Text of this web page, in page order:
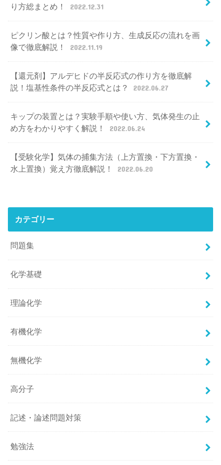
り方総まとめ！
2022.12.31
ピクリン酸とは？性質や作り方、生成反応の流れを画
像で徹底解説！
2022.11.19
【還元剤】アルデヒドの半反応式の作り方を徹底解
説！塩基性条件の半反応式とは？
2022.06.27
キップの装置とは？実験手順や使い方、気体発生の止
め方をわかりやすく解説！
2022.06.24
【受験化学】気体の捕集方法（上方置換・下方置換・
水上置換）覚え方徹底解説！
2022.06.20
カテゴリー
問題集
化学基礎
理論化学
有機化学
無機化学
高分子
記述・論述問題対策
勉強法